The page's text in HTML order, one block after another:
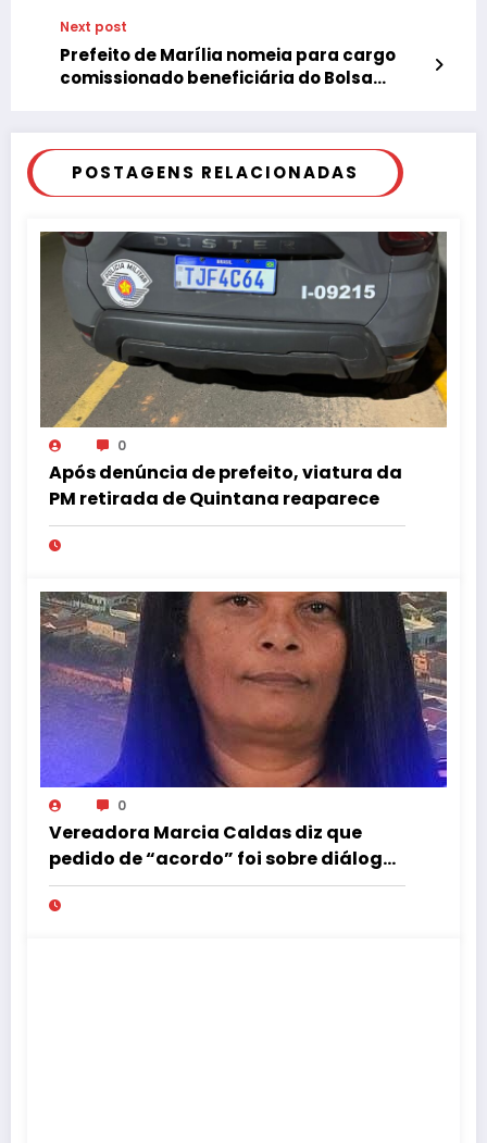
após a publicação da matéria sobre a
falência da Liga com o fechamento do
bingo
Next post
Prefeito de Marília nomeia para cargo
comissionado beneficiária do Bolsa
POSTAGENS RELACIONADAS
0
Após denúncia de prefeito, viatura da
PM retirada de Quintana reaparece
0
Vereadora Marcia Caldas diz que
pedido de “acordo” foi sobre diálogo
institucional